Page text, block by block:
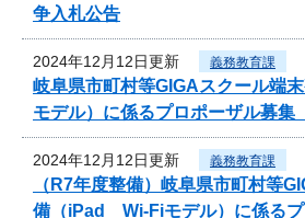
争入札公告
2024年12月12日更新 義務教育課
岐阜県市町村等GIGAスクール端
モデル）に係るプロポーザル募集
2024年12月12日更新 義務教育課
（R7年度整備）岐阜県市町村等
備（iPad Wi-Fiモデル）に係るプ